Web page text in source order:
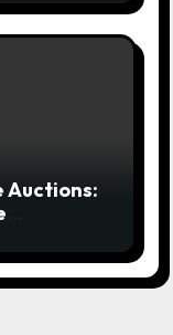
Auctions: